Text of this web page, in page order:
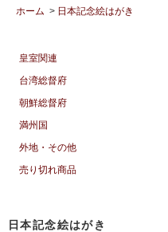
ホーム > 日本記念絵はがき
皇室関連
台湾総督府
朝鮮総督府
満州国
外地・その他
売り切れ商品
日本記念絵はがき